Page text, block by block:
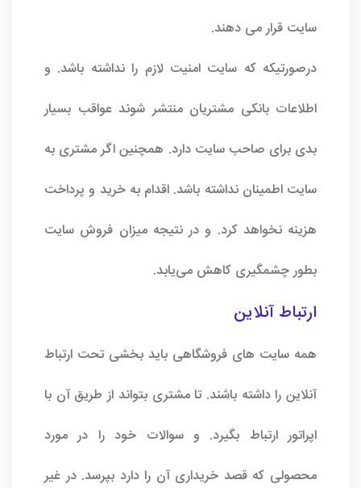
سایت قرار می دهند.
درصورتیکه که سایت امنیت لازم را نداشته باشد. و
اطلاعات بانکی مشتریان منتشر شوند عواقب بسیار
بدی برای صاحب سایت دارد. همچنین اگر مشتری به
سایت اطمینان نداشته باشد. اقدام به خرید و پرداخت
هزینه نخواهد کرد. و در نتیجه میزان فروش سایت
بطور چشمگیری کاهش می‌یابد.
ارتباط آنلاین
همه سایت های فروشگاهی باید بخشی تحت ارتباط
آنلاین را داشته باشند. تا مشتری بتواند از طریق آن با
اپراتور ارتباط بگیرد. و سوالات خود را در مورد
محصولی که قصد خریداری آن را دارد بپرسد. در غیر